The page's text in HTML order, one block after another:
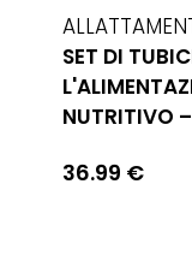
SET DI
NUTRITIVO
36.99 €